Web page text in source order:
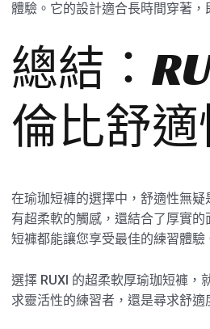
體驗。它的設計適合長時間穿著
總結：
倫比舒適
在瑜珈短褲的選擇中，舒適性無
有超柔軟的觸感，還結合了厚實
短褲都能讓您享受最佳的練習體驗
選擇 RUXI 的超柔軟厚瑜珈短褲
求靈活性的練習者，還是尋求舒